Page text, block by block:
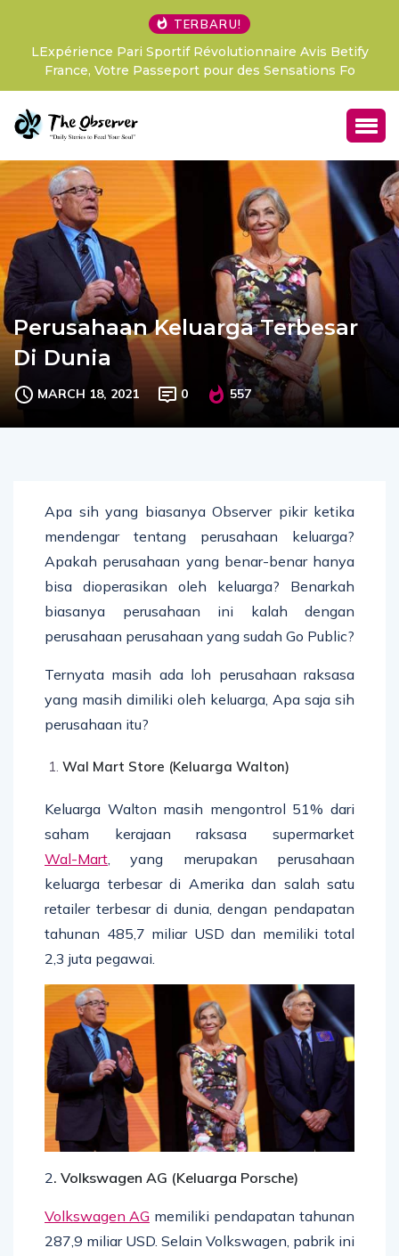
TERBARU!
LExpérience Pari Sportif Révolutionnaire Avis Betify
France, Votre Passeport pour des Sensations Fo
Perusahaan Keluarga Terbesar
Di Dunia
MARCH 18, 2021 0 557
Apa sih yang biasanya Observer pikir ketika
mendengar tentang perusahaan keluarga?
Apakah perusahaan yang benar-benar hanya
bisa dioperasikan oleh keluarga? Benarkah
biasanya perusahaan ini kalah dengan
perusahaan perusahaan yang sudah Go Public?
Ternyata masih ada loh perusahaan raksasa
yang masih dimiliki oleh keluarga, Apa saja sih
perusahaan itu?
Wal Mart Store (Keluarga Walton)
Keluarga Walton masih mengontrol 51% dari
saham kerajaan raksasa supermarket
Wal-Mart , yang merupakan perusahaan
keluarga terbesar di Amerika dan salah satu
retailer terbesar di dunia, dengan pendapatan
tahunan 485,7 miliar USD dan memiliki total
2,3 juta pegawai.
2. Volkswagen AG (Keluarga Porsche)
Volkswagen AG memiliki pendapatan tahunan
287,9 miliar USD. Selain Volkswagen, pabrik ini